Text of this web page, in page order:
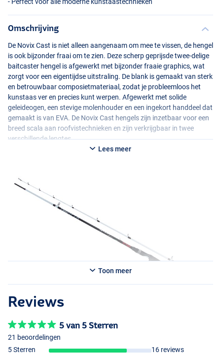
Omschrijving
De Novix Cast is niet alleen aangenaam om mee te vissen, de hengel
is ook bijzonder fraai om te zien. Deze scherp geprijsde twee-delige
baitcaster hengel is afgewerkt met bijzonder fraaie graphics, wat
zorgt voor een eigentijdse uitstraling. De blank is gemaakt van sterk
en betrouwbaar composietmateriaal, zodat je probleemloos het
kunstaas ver en precies kunt werpen. Afgewerkt met solide
geleideogen, een stevige molenhouder en een ingekort handdeel dat
gemaakt is van EVA. De Novix Cast hengels zijn inzetbaar voor een
breed scala aan roofvistechnieken en zijn verkrijgbaar in twee
verschillende lengtes.
Lees meer
Toon meer
Reviews
5 van 5 Sterren
21 beoordelingen
5 Sterren
16 reviews